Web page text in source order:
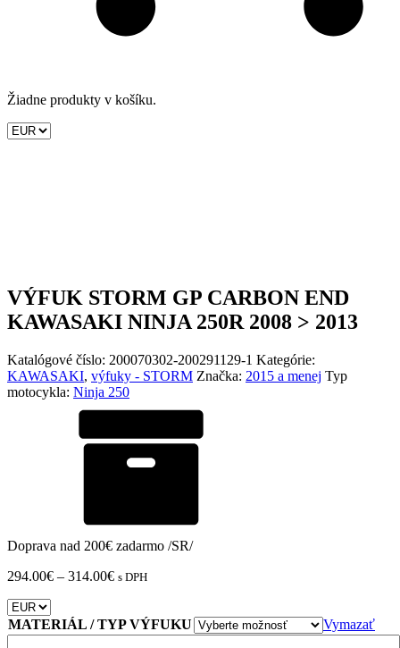
Žiadne produkty v košíku.
VÝFUK STORM GP CARBON END
KAWASAKI NINJA 250R 2008 > 2013
Katalógové číslo: 200070302-200291129-1 Kategórie:
KAWASAKI, výfuky - STORM Značka: 2015 a menej Typ
motocykla: Ninja 250
Doprava nad 200€ zadarmo /SR/
294.00€ – 314.00€Price
through
314.00€
s DPH
MATERIÁL / TYP VÝFUKU
Vymazať